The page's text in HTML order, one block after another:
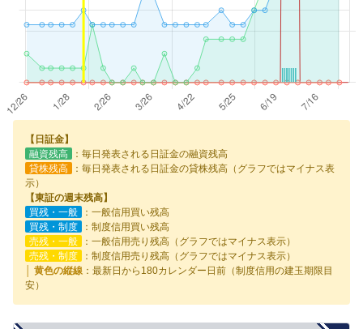
【日証金】
融資残高
：毎日発表される日証金の融資残高
貸株残高
：毎日発表される日証金の貸株残高（グラフではマイナス表
示）
【東証の週末残高】
買残・一般
：一般信用買い残高
買残・制度
：制度信用買い残高
売残・一般
：一般信用売り残高（グラフではマイナス表示）
売残・制度
：制度信用売り残高（グラフではマイナス表示）
│ 黄色の縦線 ：最新日から180カレンダー日前（制度信用の建玉期限目
安）